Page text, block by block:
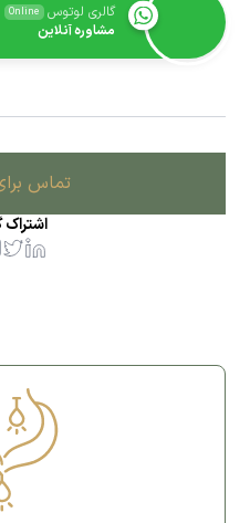
گالری لوتوس Online
مشاوره آنلاین
تماس
اشتراک